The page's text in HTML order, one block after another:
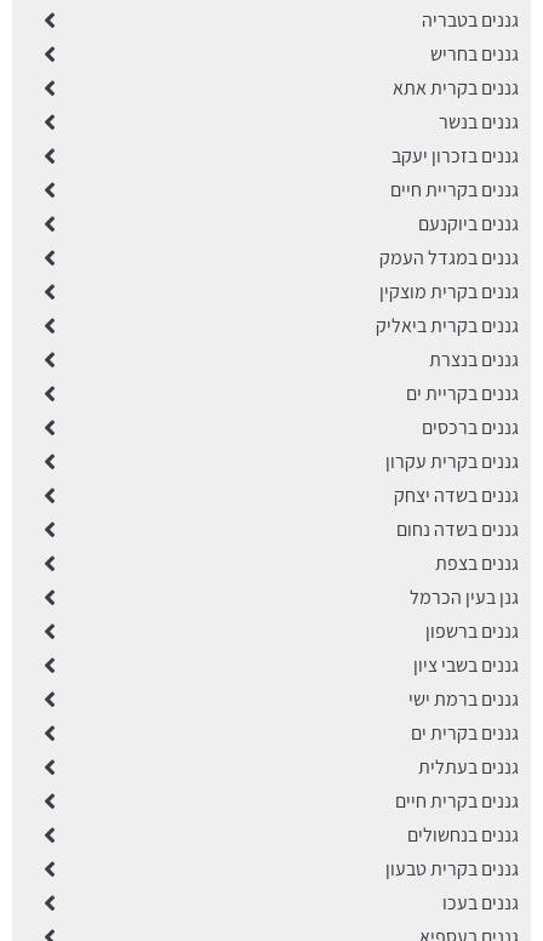
גננים בטבריה
גננים בחריש
גננים בקרית אתא
גננים בנשר
גננים בזכרון יעקב
גננים בקריית חיים
גננים ביוקנעם
גננים במגדל העמק
גננים בקרית מוצקין
גננים בקרית ביאליק
גננים בנצרת
גננים בקריית ים
גננים ברכסים
גננים בקרית עקרון
גננים בשדה יצחק
גננים בשדה נחום
גננים בצפת
גנן בעין הכרמל
גננים ברשפון
גננים בשבי ציון
גננים ברמת ישי
גננים בקרית ים
גננים בעתלית
גננים בקרית חיים
גננים בנחשולים
גננים בקרית טבעון
גננים בעכו